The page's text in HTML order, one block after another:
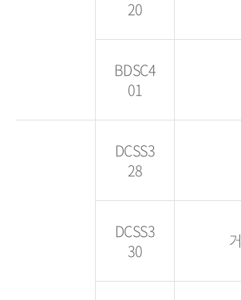
20
BDSC4
01
DCSS3
28
DCSS3
30